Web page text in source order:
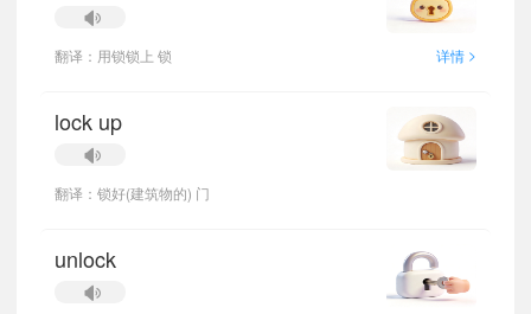
翻译：用锁锁上 锁 详情 >
lock up
翻译：锁好(建筑物的) 门
unlock